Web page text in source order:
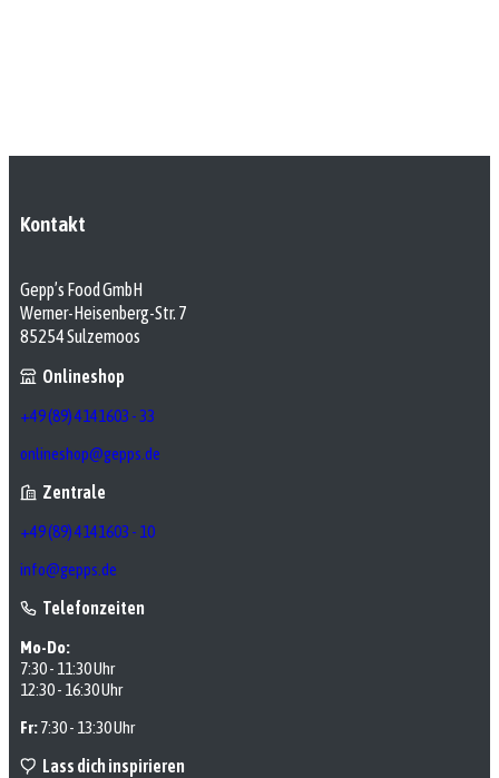
Kontakt
Gepp’s Food GmbH
Werner-Heisenberg-Str. 7
85254 Sulzemoos
Onlineshop
+49 (89) 4141603 - 33
onlineshop@gepps.de
Zentrale
+49 (89) 4141603 - 10
info@gepps.de
Telefonzeiten
Mo-Do:
7:30 - 11:30 Uhr
12:30 - 16:30 Uhr
Fr:7:30 - 13:30 Uhr
Lass dich inspirieren